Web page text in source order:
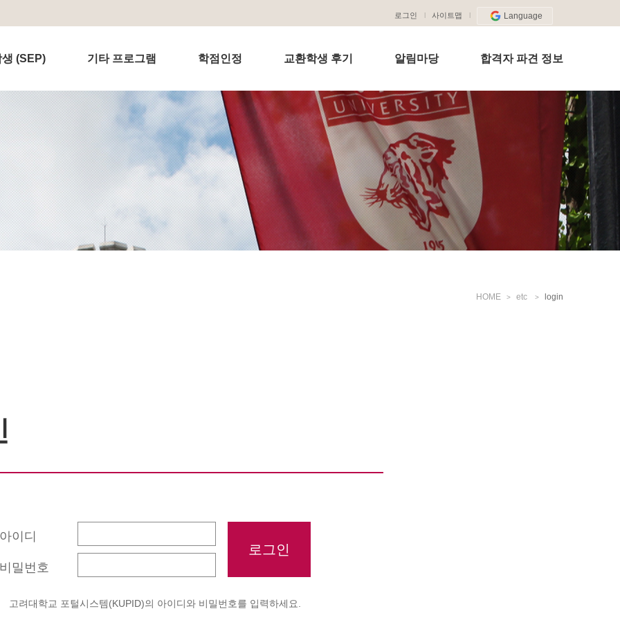
로그인 사이트맵 Language
(SEP) 기타 프로그램 학점인정 교환학생 후기 알림마당 합격자 파견 정보
HOME etc login
아이디
비밀번호
고려대학교 포털시스템(KUPID)의 아이디와 비밀번호를 입력하세요.